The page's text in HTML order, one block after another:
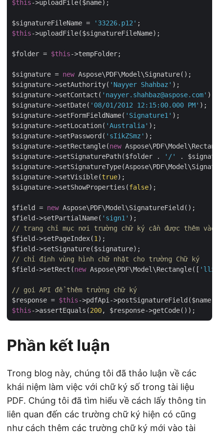
$this->uploadFile($name);
$signatureFileName = '33226.p12'
$this->uploadFile($signatureFileName);
$folder = $this->tempFolder;
$signature = new Aspose\PDF\Model\Signature();
$signature->setAuthority( 'Nayyer Shahbaz' );
$signature->setContact( 'nayyer.shahbaz@aspose.com' );
$signature->setDate( '08/01/2012 12:15:00.000 PM' );
$signature->setFormFieldName( 'Signature1' );
$signature->setLocation( 'Australia' );
$signature->setPassword( 'sIikZSmz' );
$signature->setRectangle(new
$signature->setSignaturePath($folder .
'/'
.
$signature-
$signature->setVisible(true);
$signature->setShowProperties(false);
$field = new Aspose\PDF\Model\SignatureField();
$field->setPartialName( 'sign1'
// trang chỉ mục nơi trường chữ ký cần được thêm vào
$field->setPageIndex(1);
// chỉ định vùng hình chữ nhật cho trường Chữ ký
$field->setRect(new Aspose\PDF\Model\Rectangle([ 'llx'
// gọi API để thêm trường chữ ký
$response = $this->pdfApi-
$this->assertEquals(200
Phần kết luận
Trong blog này, chúng tôi đã thảo luận về các
khái niệm làm việc với chữ ký số trong tài liệu
PDF. Chúng tôi đã tìm hiểu về cách lấy thông tin
liên quan đến các trường chữ ký hiện có cũng
như cách thêm các trường chữ ký mới vào tài